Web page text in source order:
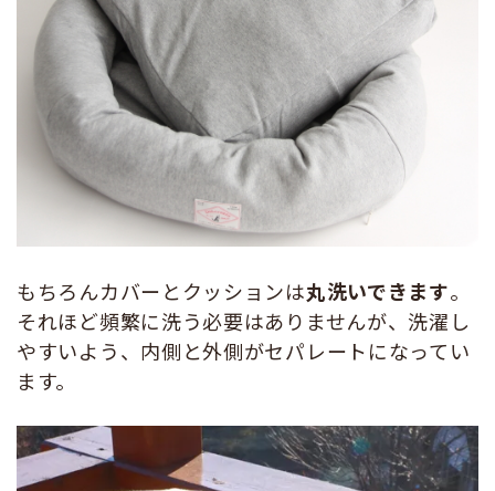
もちろんカバーとクッションは丸洗いできます。
それほど頻繁に洗う必要はありませんが、洗濯し
やすいよう、内側と外側がセパレートになってい
ます。